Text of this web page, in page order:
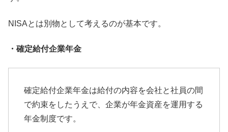
NISAとは別物として考えるのが基本です。
・確定給付企業年金
確定給付企業年金は給付の内容を会社と社員の間
で約束をしたうえ で、企業が年金資産を運用する
年金制度です。